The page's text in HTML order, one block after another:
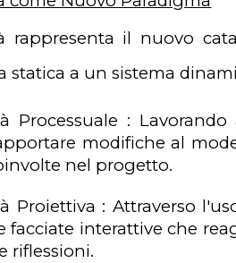
rappresenta il nuovo
statica a un sistema
Processuale :
modifiche al
nel progetto.
Proiettiva : Attraverso
facciate interattive che
riflessioni.